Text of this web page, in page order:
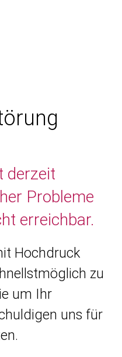
derzeit
Probleme
erreichbar.
Hochdruck
zu
um Ihr
uns für